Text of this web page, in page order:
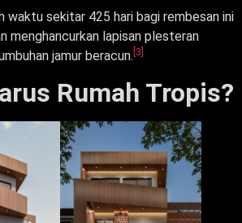
waktu sekitar 425 hari bagi rembesan ini
menghancurkan lapisan plesteran
jamur beracun. [3]
Rumah Tropis?